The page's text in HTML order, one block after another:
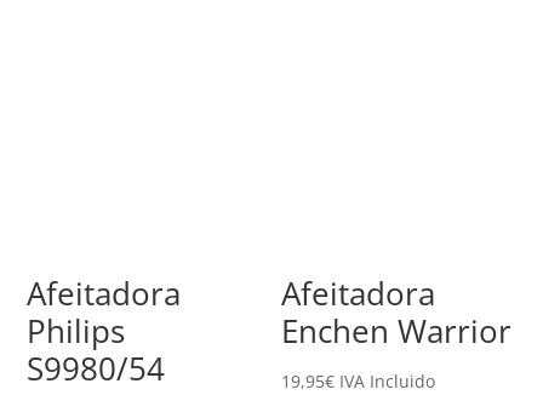
Afeitadora
Philips
S9980/54
Afeitadora
Enchen Warrior
19,95€ IVA Incluido